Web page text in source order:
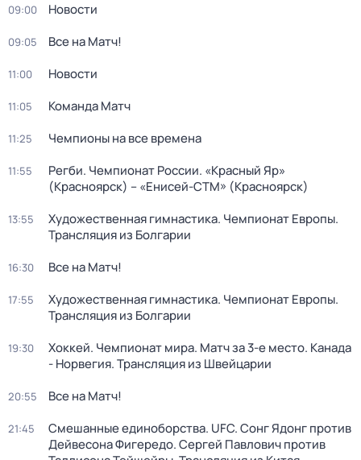
09:00 Новости
09:05 Все на Матч!
11:00 Новости
11:05 Команда Матч
11:25 Чемпионы на все времена
11:55
Регби. Чемпионат России. «Красный Яр»
(Красноярск) – «Енисей-СТМ» (Красноярск)
13:55
Художественная гимнастика. Чемпионат Европы.
Трансляция из Болгарии
16:30 Все на Матч!
17:55
Художественная гимнастика. Чемпионат Европы.
Трансляция из Болгарии
19:30
Хоккей. Чемпионат мира. Матч за 3-е место. Канада
- Норвегия. Трансляция из Швейцарии
20:55 Все на Матч!
21:45
Смешанные единоборства. UFC. Сонг Ядонг против
Дейвесона Фигередо. Сергей Павлович против